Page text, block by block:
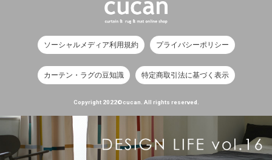
ソーシャルメディア利用規約 プライバシーポリシー
カーテン・ラグの豆知識 特定商取引法に基づく表示
Copyright 2022©cucan. All rights reserved.